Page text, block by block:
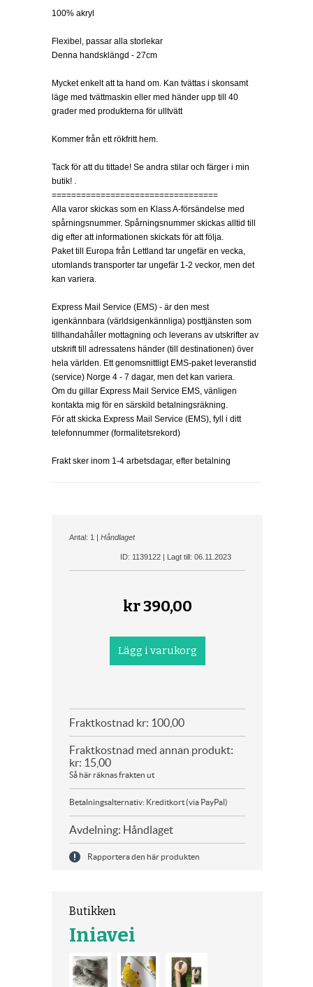
100% akryl
Flexibel, passar alla storlekar
Denna handsklängd - 27cm
Mycket enkelt att ta hand om. Kan tvättas i skonsamt
läge med tvättmaskin eller med händer upp till 40
grader med produkterna för ulltvätt
Kommer från ett rökfritt hem.
Tack för att du tittade! Se andra stilar och färger i min
butik! .
==================================
Alla varor skickas som en Klass A-försändelse med
spårningsnummer. Spårningsnummer skickas alltid till
dig efter att informationen skickats för att följa.
Paket till Europa från Lettland tar ungefär en vecka,
utomlands transporter tar ungefär 1-2 veckor, men det
kan variera.
Express Mail Service (EMS) - är den mest
igenkännbara (världsigenkännliga) posttjänsten som
tillhandahåller mottagning och leverans av utskrifter av
utskrift till adressatens händer (till destinationen) över
hela världen. Ett genomsnittligt EMS-paket leveranstid
(service) Norge 4 - 7 dagar, men det kan variera.
Om du gillar Express Mail Service EMS, vänligen
kontakta mig för en särskild betalningsräkning.
För att skicka Express Mail Service (EMS), fyll i ditt
telefonnummer (formalitetsrekord)
Frakt sker inom 1-4 arbetsdagar, efter betalning
Antal: 1 | Håndlaget
ID: 1139122 | Lagt till: 06.11.2023
kr390,00
Fraktkostnad kr: 100,00
Fraktkostnad med annan produkt:
kr: 15,00
Så här räknas frakten ut
Betalningsalternativ: Kreditkort (via PayPal)
Avdelning: Håndlaget
Rapportera den här produkten
Butikken
Iniavei